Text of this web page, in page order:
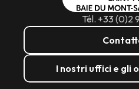
Tél. +33 (0)2
I nostri uffici e gli